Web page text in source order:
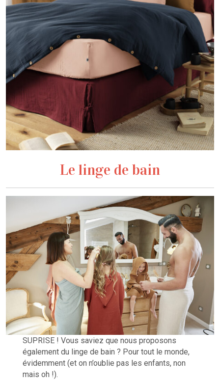
Le linge de bain
SUPRISE ! Vous saviez que nous proposons
également du linge de bain ? Pour tout le monde,
évidemment (et on n’oublie pas les enfants, non
mais oh !).